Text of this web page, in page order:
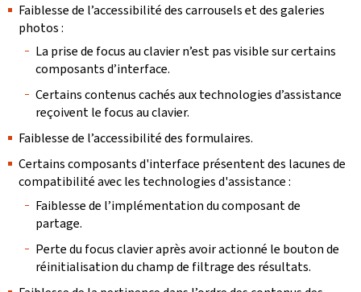
Faiblesse de l’accessibilité des carrousels et des galeries
photos :
La prise de focus au clavier n’est pas visible sur certains
composants d’interface.
Certains contenus cachés aux technologies d’assistance
reçoivent le focus au clavier.
Faiblesse de l’accessibilité des formulaires.
Certains composants d'interface présentent des lacunes de
compatibilité avec les technologies d'assistance :
Faiblesse de l’implémentation du composant de
partage.
Perte du focus clavier après avoir actionné le bouton de
réinitialisation du champ de filtrage des résultats.